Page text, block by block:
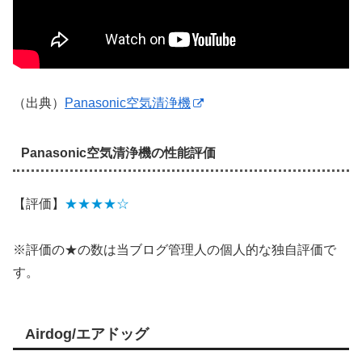
（出典） Panasonic空気清浄機
Panasonic空気清浄機の性能評価
【評価】 ★★★★☆
※評価の★の数は当ブログ管理人の個人的な独自評価で
す。
Airdog/エアドッグ